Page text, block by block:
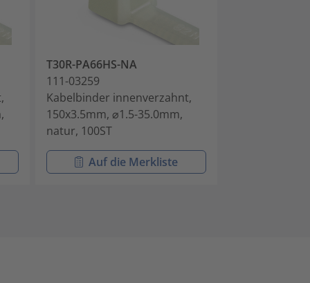
T30R-PA66HS-NA
111-03259
Kabelbinder innenverzahnt,
150x3.5mm, ⌀1.5-35.0mm,
natur, 100ST
Auf die Merkliste